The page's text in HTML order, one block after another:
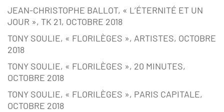
JEAN-CHRISTOPHE BALLOT, « L’ÉTERNITÉ ET UN
JOUR », TK 21, OCTOBRE 2018
TONY SOULIE, « FLORILÈGES », ARTISTES, OCTOBRE
2018
TONY SOULIE, « FLORILÈGES », 20 MINUTES,
OCTOBRE 2018
TONY SOULIE, « FLORILÈGES », PARIS CAPITALE,
OCTOBRE 2018